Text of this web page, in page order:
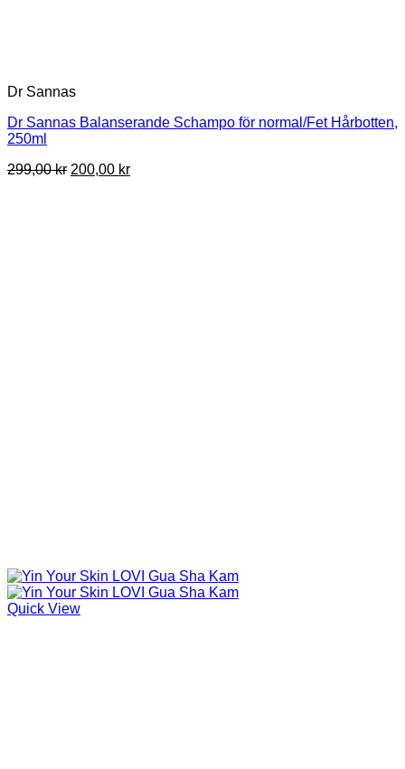
Dr Sannas
Dr Sannas Balanserande Schampo för normal/Fet Hårbotten,
250ml
299,00kr Det
200,00 krDet
Quick View